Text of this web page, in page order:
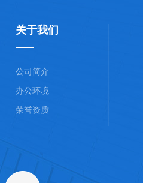
关于我们
公司简介
办公环境
荣誉资质